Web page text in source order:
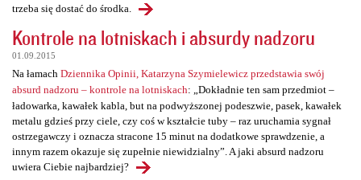
trzeba się dostać do środka.
Kontrole na lotniskach i absurdy nadzoru
01.09.2015
Na łamach Dziennika Opinii, Katarzyna Szymielewicz przedstawia swój
absurd nadzoru – kontrole na lotniskach: „Dokładnie ten sam przedmiot –
ładowarka, kawałek kabla, but na podwyższonej podeszwie, pasek, kawałek
metalu gdzieś przy ciele, czy coś w kształcie tuby – raz uruchamia sygnał
ostrzegawczy i oznacza stracone 15 minut na dodatkowe sprawdzenie, a
innym razem okazuje się zupełnie niewidzialny”. A jaki absurd nadzoru
uwiera Ciebie najbardziej?